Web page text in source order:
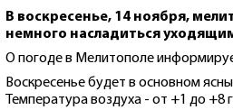
В воскресенье, 14 ноября,
немного насладиться
О погоде в Мелитополе
Воскресенье будет в основном
Температура воздуха - от +1 до +8